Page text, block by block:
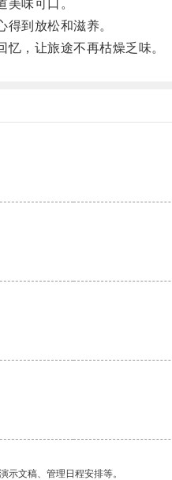
味可口。
到放松和滋养。
，让旅途不再枯燥乏味。
示文稿、管理日程安排等。